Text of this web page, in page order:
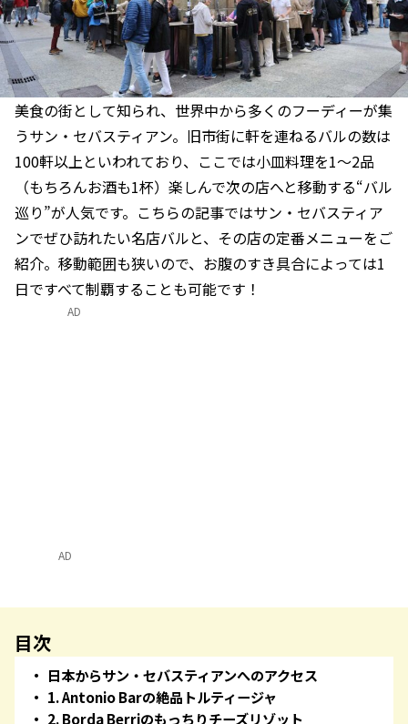
美食の街として知られ、世界中から多くのフーディーが集
うサン・セバスティアン。旧市街に軒を連ねるバルの数は
100軒以上といわれており、ここでは小皿料理を1～2品
（もちろんお酒も1杯）楽しんで次の店へと移動する“バル
巡り”が人気です。こちらの記事ではサン・セバスティア
ンでぜひ訪れたい名店バルと、その店の定番メニューをご
紹介。移動範囲も狭いので、お腹のすき具合によっては1
日ですべて制覇することも可能です！
AD
目次
日本からサン・セバスティアンへのアクセス
1. Antonio Barの絶品トルティージャ
2. Borda Berriのもっちりチーズリゾット
AD